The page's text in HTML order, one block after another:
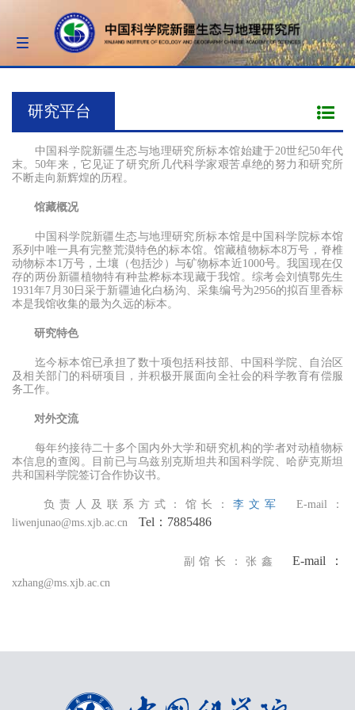
Toggle
navigation
研究平台
中国科学院新疆生态与地理研究所标本馆始建于20世纪50年代
末。50年来，它见证了研究所几代科学家艰苦卓绝的努力和研究所
不断走向新辉煌的历程。
馆藏概况
中国科学院新疆生态与地理研究所标本馆是中国科学院标本馆
系列中唯一具有完整荒漠特色的标本馆。馆藏植物标本8万号，脊椎
动物标本1万号，土壤（包括沙）与矿物标本近1000号。我国现在仅
存的两份新疆植物特有种盐桦标本现藏于我馆。综考会刘慎鄂先生
1931年7月30日采于新疆迪化白杨沟、采集编号为2956的拟百里香标
本是我馆收集的最为久远的标本。
研究特色
迄今标本馆已承担了数十项包括科技部、中国科学院、自治区
及相关部门的科研项目，并积极开展面向全社会的科学教育有偿服
务工作。
对外交流
每年约接待二十多个国内外大学和研究机构的学者对动植物标
本信息的查阅。目前已与乌兹别克斯坦共和国科学院、哈萨克斯坦
共和国科学院签订合作协议书。
负责人及联系方式：馆长：李文军
E-mail：
liwenjunao@ms.xjb.ac.cn
Tel：7885486
副馆长：张鑫E-mail：
xzhang@ms.xjb.ac.cn